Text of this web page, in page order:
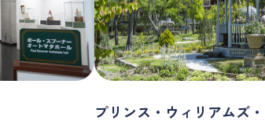
プリンス・ウィリアムズ